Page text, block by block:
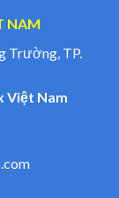
NAM
Trường, TP.
Việt Nam